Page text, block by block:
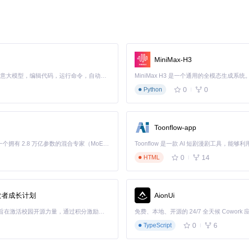
持
性能
checker.exe
Claude Code 的开源替代方案。连接任意大模型，编辑代码，运行命令，自动验证 — 全自动执行。用 Rust 构建，极致性能。 ｜ An open-source alternative to Claude Code. Connect any LLM, edit code, run commands, and verify changes — autonomously. Built in Rust for speed. Get Started
MiniMax-H3
Python
0 0
Kimi K3 是Kimi能力最强的模型：这是一个拥有 2.8 万亿参数的混合专家（MoE）模型，具备原生视觉理解能力，并支持 100 万 token 的上下文窗口。
Toonflow-app
HTML
0 14
成长计划
「源启盛夏」暑期校园开发者成长计划旨在激活校园开源力量，通过积分激励、认证扶持、资源倾斜等形式，引导高校组织和开发者完成「入驻 — 建项目 — 做贡献 — 获认证 — 得资源」的完整闭环。无论你是想带领社团入驻平台的组织者，还是希望用代码贡献证明自己的开发者，都能在这里找到属于你的成长路径。
AionUi
TypeScript
0 6